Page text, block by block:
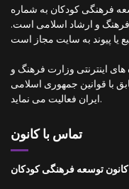
فرهنگی کودکان به شماره
فرهنگ و ارشاد اسلامی است.
های اینترنتی وزارت فرهنگ و
با قوانین جمهوری اسلامی
ایران فعالیت می نماید.
تماس با کانون
کانون توسعه فرهنگی کودکان